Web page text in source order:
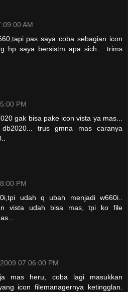
AM
pas saya coba sebagian icon
hp saya bersistm apa sich.....trims
PM
gak bisa pake icon vista ya mas...
trus gmna mas caranya
PM
udah q ubah menjadi w660i..
vista udah bisa mas, tpi ko file
07:06:00 PM
mas heru, coba lagi masukkan
icon filemanagernya ketingglan.